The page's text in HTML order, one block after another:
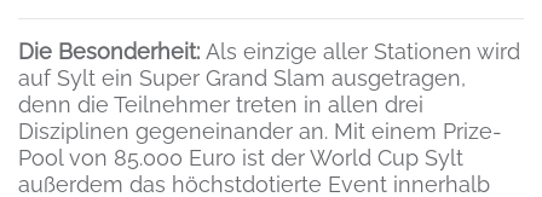
Die Besonderheit: Als einzige aller Stationen wird
auf Sylt ein Super Grand Slam ausgetragen,
denn die Teilnehmer treten in allen drei
Disziplinen gegeneinander an. Mit einem Prize-
Pool von 85.000 Euro ist der World Cup Sylt
außerdem das höchstdotierte Event innerhalb